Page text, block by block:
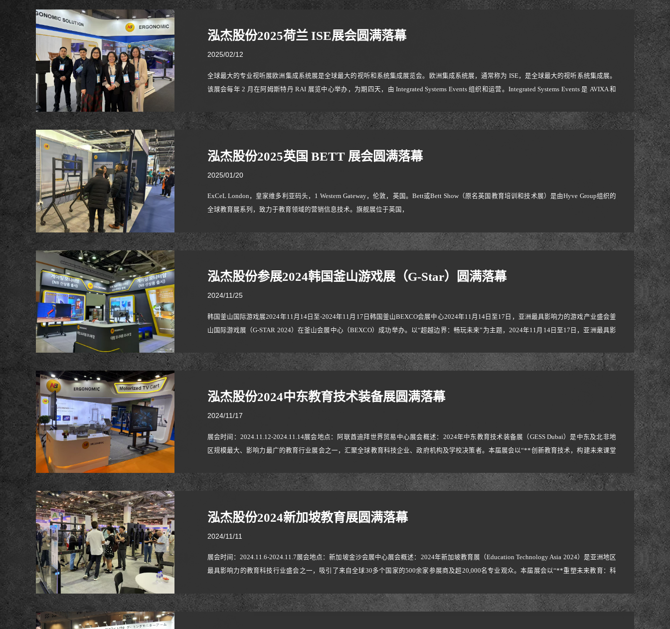
泓杰股份2025荷兰 ISE展会圆满落幕
2025/02/12
全球最大的专业视听展欧洲集成系统展是全球最大的视听和系统集成展览会。欧洲集成系统展，通常称为 ISE，是全球最大的视听系统集成展。
该展会每年 2 月在阿姆斯特丹 RAI 展览中心举办，为期四天，由 Integrated Systems Events 组织和运营。Integrated Systems Events 是 AVIXA 和
泓杰股份2025英国 BETT 展会圆满落幕
2025/01/20
ExCeL London，皇家维多利亚码头，1 Western Gateway，伦敦，英国。Bett或Bett Show（原名英国教育培训和技术展）是由Hyve Group组织的
全球教育展系列，致力于教育领域的营销信息技术。旗舰展位于英国，
泓杰股份参展2024韩国釜山游戏展（G-Star）圆满落幕
2024/11/25
韩国釜山国际游戏展2024年11月14日至-2024年11月17日韩国釜山BEXCO会展中心2024年11月14日至17日，亚洲最具影响力的游戏产业盛会釜
山国际游戏展（G-STAR 2024）在釜山会展中心（BEXCO）成功举办。以“超越边界：畅玩未来”为主题，2024年11月14日至17日，亚洲最具影
Future"为主题，聚焦游戏技术
泓杰股份2024中东教育技术装备展圆满落幕
2024/11/17
展会时间：2024.11.12-2024.11.14展会地点：阿联酋迪拜世界贸易中心展会概述：2024年中东教育技术装备展（GESS Dubai）是中东及北非地
区规模最大、影响力最广的教育行业展会之一，汇聚全球教育科技企业、政府机构及学校决策者。本届展会以“**创新教育技术，构建未来课堂
酋、沙特阿拉伯、卡塔尔等中东重点市场。公司参展情况：本次展会泓杰公司展示了核心系列产
泓杰股份2024新加坡教育展圆满落幕
2024/11/11
展会时间：2024.11.6-2024.11.7展会地点：新加坡金沙会展中心展会概述：2024年新加坡教育展（Education Technology Asia 2024）是亚洲地区
最具影响力的教育科技行业盛会之一，吸引了来自全球30多个国家的500余家参展商及超20,000名专业观众。本届展会以“**重塑未来教育：科
际化平台。公司参展情况：本次展会泓杰公司展示了核心系列产品，